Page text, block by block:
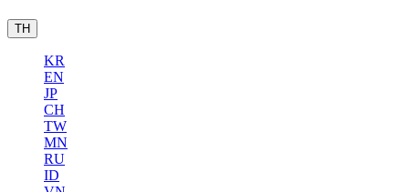
TH
KR
EN
JP
CH
TW
MN
RU
ID